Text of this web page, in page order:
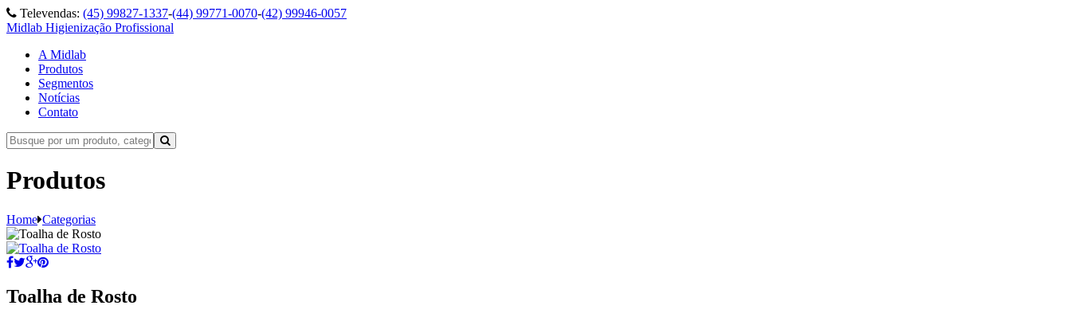
Televendas: (45) 99827-1337-(44) 99771-0070-(42) 99946-0057
Midlab Higienização Profissional
A Midlab
Produtos
Segmentos
Notícias
Contato
Produtos
Home Categorias
Toalha de Rosto